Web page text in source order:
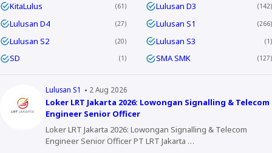
KitaLulus 61 Lulusan D3 142
Lulusan D4 27 Lulusan S1 266
Lulusan S2 20 Lulusan S3 1
SD 1 SMA SMK 127
Lulusan S1 2 Aug 2026
Loker LRT Jakarta 2026: Lowongan Signalling & Telecom
Engineer Senior Officer
Loker LRT Jakarta 2026: Lowongan Signalling & Telecom
Engineer Senior Officer PT LRT Jakarta …